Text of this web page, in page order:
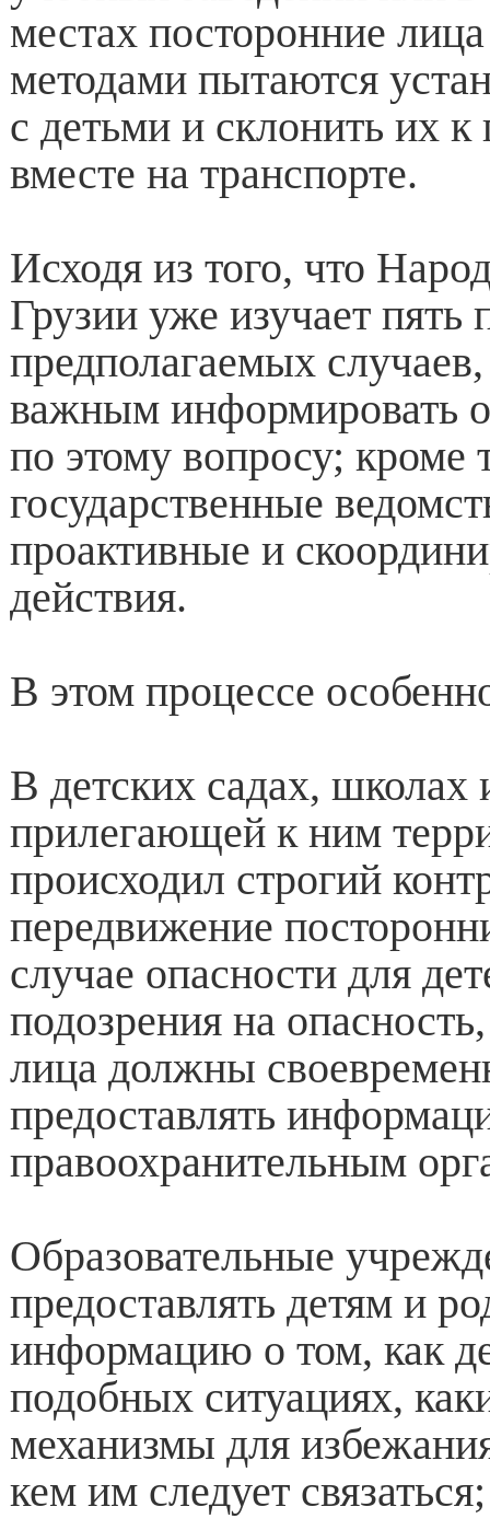
местах посторонние
методами пытаются
с детьми и ​​склонить их к
вместе на транспорте.
Исходя из того, что
Грузии уже изучает пять
предполагаемых
важным информировать
по этому вопросу; кроме
государственные
проактивные и
действия.
В этом процессе
В детских садах, школах
прилегающей к ним
происходил строгий
передвижение
случае опасности для
подозрения на
лица должны
предоставлять
правоохранительным
Образовательные
предоставлять детям и
информацию о том, как
подобных ситуациях,
механизмы для
кем им следует связаться;